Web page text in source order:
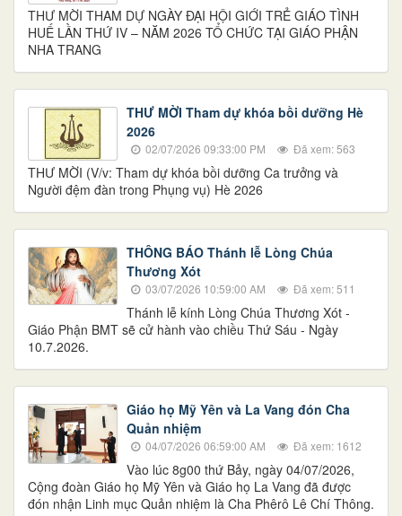
THƯ MỜI THAM DỰ NGÀY ĐẠI HỘI GIỚI TRẺ GIÁO TÌNH
HUẾ LẦN THỨ IV – NĂM 2026 TỔ CHỨC TẠI GIÁO PHẬN
NHA TRANG
THƯ MỜI Tham dự khóa bồi dưỡng Hè
2026
02/07/2026 09:33:00 PM Đã xem: 563
THƯ MỜI (V/v: Tham dự khóa bồi dưỡng Ca trưởng và
Người đệm đàn trong Phụng vụ) Hè 2026
THÔNG BÁO Thánh lễ Lòng Chúa
Thương Xót
03/07/2026 10:59:00 AM Đã xem: 511
Thánh lễ kính Lòng Chúa Thương Xót -
Giáo Phận BMT sẽ cử hành vào chiều Thứ Sáu - Ngày
10.7.2026.
Giáo họ Mỹ Yên và La Vang đón Cha
Quản nhiệm
04/07/2026 06:59:00 AM Đã xem: 1612
Vào lúc 8g00 thứ Bảy, ngày 04/07/2026,
Cộng đoàn Giáo họ Mỹ Yên và Giáo họ La Vang đã được
đón nhận Linh mục Quản nhiệm là Cha Phêrô Lê Chí Thông.